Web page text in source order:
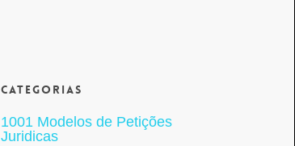
Categorias
1001 Modelos de Petições
Juridicas